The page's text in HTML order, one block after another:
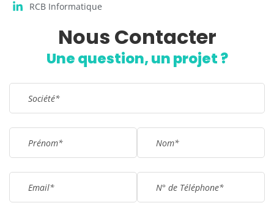
RCB Informatique
Nous Contacter
Remplissez le formulaire !